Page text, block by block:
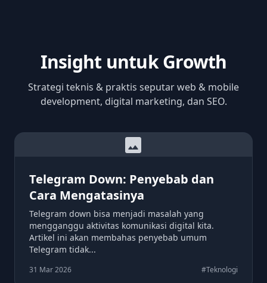
Insight untuk Growth
Strategi teknis & praktis seputar web & mobile
development, digital marketing, dan SEO.
image
Telegram Down: Penyebab dan
Cara Mengatasinya
Telegram down bisa menjadi masalah yang
mengganggu aktivitas komunikasi digital kita.
Artikel ini akan membahas penyebab umum
Telegram tidak...
31 Mar 2026 #Teknologi